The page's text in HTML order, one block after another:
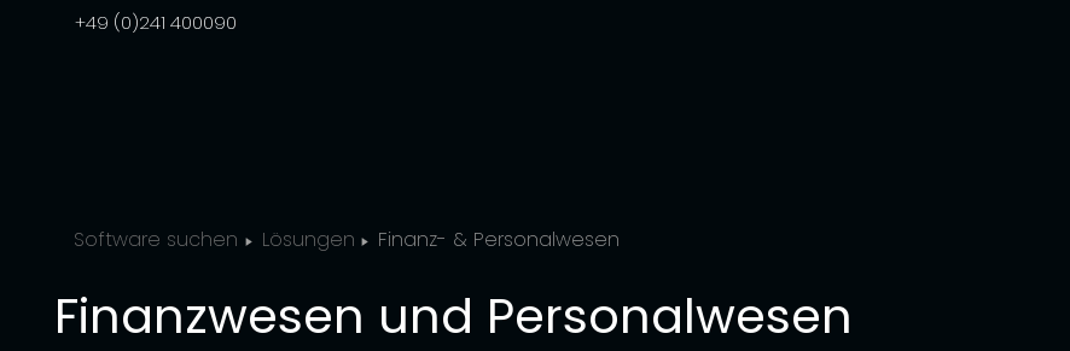
+49 (0)241 400090
Software suchen Lösungen Finanz- & Personalwesen
Finanzwesen und Personalwesen